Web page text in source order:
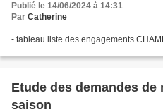
Publié le 14/06/2024 à 14:31
Par Catherine
- tableau liste des engagements
Etude des demandes
saison